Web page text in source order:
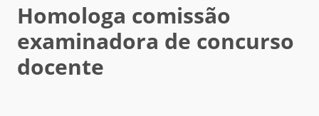
Homologa comissão
examinadora de concurso
docente